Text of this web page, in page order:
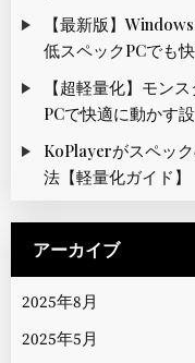
【最新版】
低スペックPCでも快
【超軽量化】モン
PCで快適に動かす
KoPlayerがスペッ
法【軽量化ガイド】
アーカイブ
2025年8月
2025年5月